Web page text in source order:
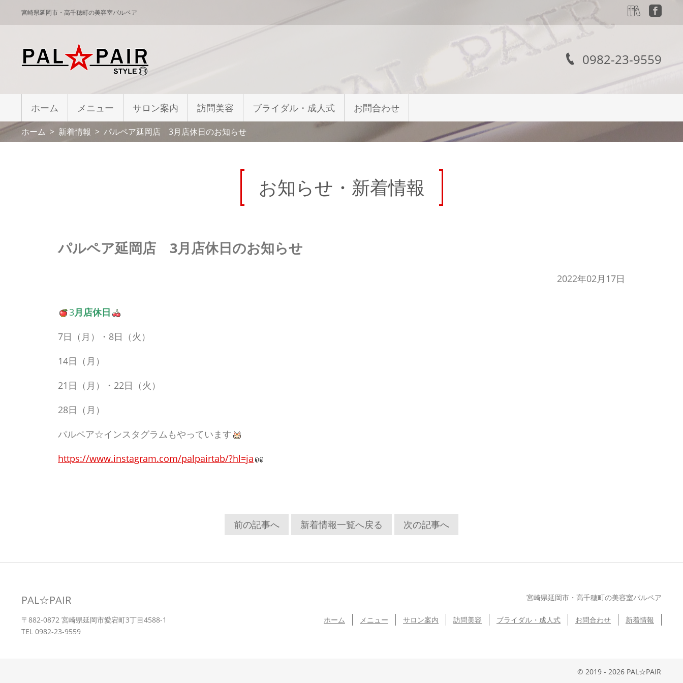
宮崎県延岡市・高千穂町の美容室パルペア
0982-23-9559
ホーム メニュー サロン案内 訪問美容 ブライダル・成人式 お問合わせ
ホーム 新着情報 パルペア延岡店 3月店休日のお知らせ
お知らせ・新着情報
パルペア延岡店 3月店休日のお知らせ
2022年02月17日
3月店休日
7日（月）・8日（火）
14日（月）
21日（月）・22日（火）
28日（月）
パルペア☆インスタグラムもやっています
https://www.instagram.com/palpairtab/?hl=ja
前の記事へ 新着情報一覧へ戻る 次の記事へ
PAL☆PAIR
〒882-0872 宮崎県延岡市愛宕町3丁目4588-1
TEL 0982-23-9559
宮崎県延岡市・高千穂町の美容室パルペア
ホーム メニュー サロン案内 訪問美容 ブライダル・成人式 お問合わせ 新着情報
© 2019 - 2026 PAL☆PAIR